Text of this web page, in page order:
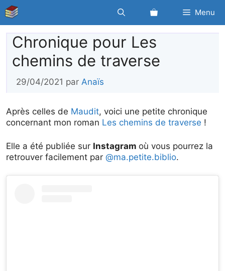
Aller
au
contenu
Menu
Chronique pour Les
chemins de traverse
29/04/2021 par Anaïs
Après celles de Maudit, voici une petite chronique
concernant mon roman Les chemins de traverse !
Elle a été publiée sur Instagram où vous pourrez la
retrouver facilement par @ma.petite.biblio.